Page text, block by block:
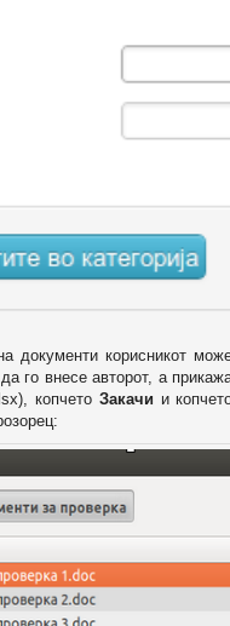
документи корисникот
го внесе авторот, а
копчето Закачи и